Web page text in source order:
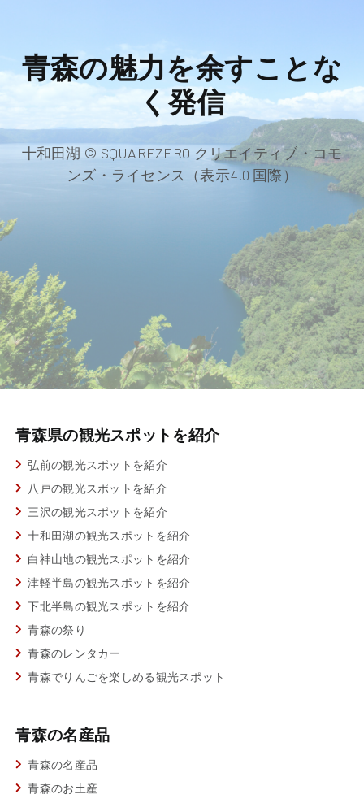
青森の魅力を余すことな
く発信
十和田湖 © SQUAREZERO クリエイティブ・コモ
ンズ・ライセンス（表示4.0 国際）
青森県の観光スポットを紹介
弘前の観光スポットを紹介
八戸の観光スポットを紹介
三沢の観光スポットを紹介
十和田湖の観光スポットを紹介
白神山地の観光スポットを紹介
津軽半島の観光スポットを紹介
下北半島の観光スポットを紹介
青森の祭り
青森のレンタカー
青森でりんごを楽しめる観光スポット
青森の名産品
青森の名産品
青森のお土産